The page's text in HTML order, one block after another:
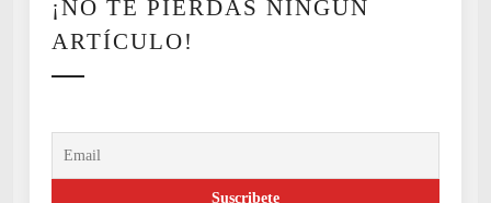
¡NO TE PIERDAS NINGÚN
ARTÍCULO!